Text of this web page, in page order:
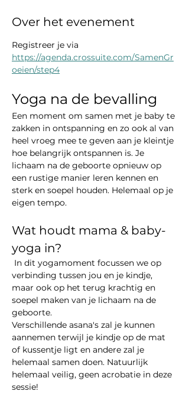
Over het evenement
Registreer je via
https://agenda.crossuite.com/SamenGr
oeien/step4
Yoga na de bevalling
Een moment om samen met je baby te
zakken in ontspanning en zo ook al van
heel vroeg mee te geven aan je kleintje
hoe belangrijk ontspannen is. Je
lichaam na de geboorte opnieuw op
een rustige manier leren kennen en
sterk en soepel houden. Helemaal op je
eigen tempo.
Wat houdt mama & baby-
yoga in?
In dit yogamoment focussen we op
verbinding tussen jou en je kindje,
maar ook op het terug krachtig en
soepel maken van je lichaam na de
geboorte.
Verschillende asana's zal je kunnen
aannemen terwijl je kindje op de mat
of kussentje ligt en andere zal je
helemaal samen doen. Natuurlijk
helemaal veilig, geen acrobatie in deze
sessie!